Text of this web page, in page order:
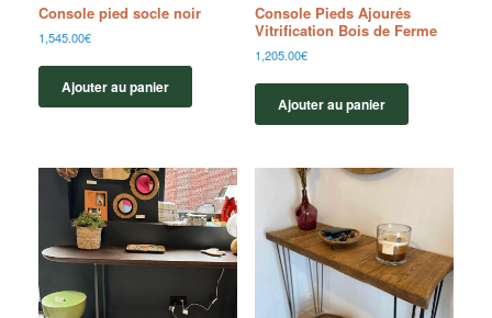
Console pied socle noir
1,545.00€
Ajouter au panier
Console Pieds Ajourés
Vitrification Bois de Ferme
1,205.00€
Ajouter au panier